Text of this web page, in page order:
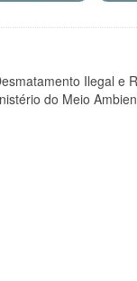
Ilegal e
do Meio